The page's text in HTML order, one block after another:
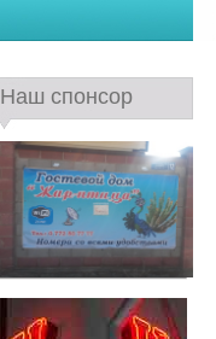
Наш спонсор